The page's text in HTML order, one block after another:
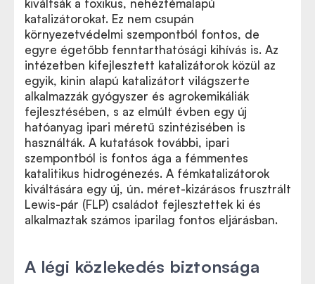
kiváltsák a toxikus, nehézfémalapú
katalizátorokat. Ez nem csupán
környezetvédelmi szempontból fontos, de
egyre égetőbb fenntarthatósági kihívás is. Az
intézetben kifejlesztett katalizátorok közül az
egyik, kinin alapú katalizátort világszerte
alkalmazzák gyógyszer és agrokemikáliák
fejlesztésében, s az elmúlt évben egy új
hatóanyag ipari méretű szintézisében is
használták. A kutatások további, ipari
szempontból is fontos ága a fémmentes
katalitikus hidrogénezés. A fémkatalizátorok
kiváltására egy új, ún. méret-kizárásos frusztrált
Lewis-pár (FLP) családot fejlesztettek ki és
alkalmaztak számos iparilag fontos eljárásban.
A légi közlekedés biztonsága